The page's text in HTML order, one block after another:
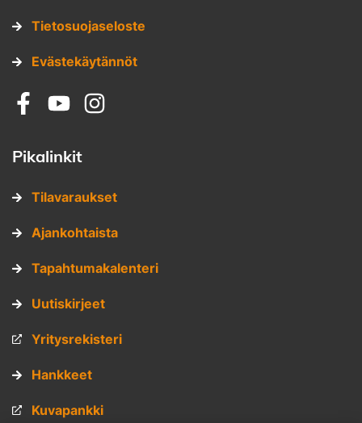
Tietosuojaseloste
Evästekäytännöt
Sosiaalinen media: facebook
Sosiaalinen media: youtube
Sosiaalinen media: instagram
Pikalinkit
Tilavaraukset
Ajankohtaista
Tapahtumakalenteri
Uutiskirjeet
Yritysrekisteri
Hankkeet
Kuvapankki